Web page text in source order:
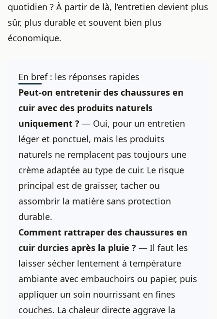
quotidien ? À partir de là, l’entretien devient plus
sûr, plus durable et souvent bien plus
économique.
En bref : les réponses rapides
Peut-on entretenir des chaussures en
cuir avec des produits naturels
uniquement ? — Oui, pour un entretien
léger et ponctuel, mais les produits
naturels ne remplacent pas toujours une
crème adaptée au type de cuir. Le risque
principal est de graisser, tacher ou
assombrir la matière sans protection
durable.
Comment rattraper des chaussures en
cuir durcies après la pluie ? — Il faut les
laisser sécher lentement à température
ambiante avec embauchoirs ou papier, puis
appliquer un soin nourrissant en fines
couches. La chaleur directe aggrave la